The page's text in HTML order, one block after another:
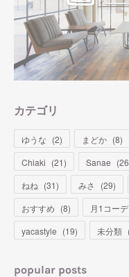
カテゴリ
ゆうな (2) まどか (8)
Chiaki (21) Sanae (26
ねね (31) みさ (29)
おすすめ (8) 月1コーデ
yacastyle (19) 未分類
popular posts